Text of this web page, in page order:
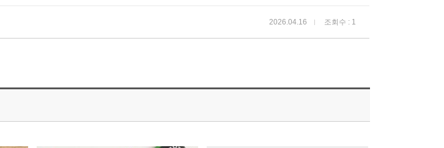
2026.04.16 조회수 : 1